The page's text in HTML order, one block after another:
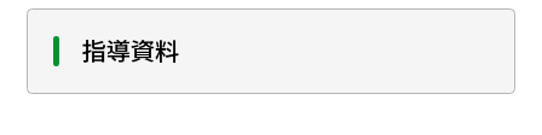
指導資料